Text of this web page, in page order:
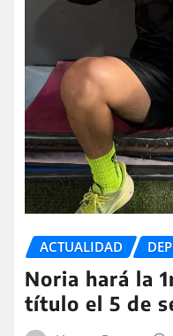
ACTUALIDAD
Noria hará la
título el 5 de